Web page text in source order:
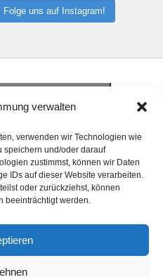
verwalten
verwenden wir Technologien wie
speichern und/oder darauf
zustimmst, können wir Daten
IDs auf dieser Website verarbeiten.
oder zurückziehst, können
beeinträchtigt werden.
Folge uns auf Instagram!
Cookies zu
Inhalt zu aktivieren
Elsfleth e. V. Alle